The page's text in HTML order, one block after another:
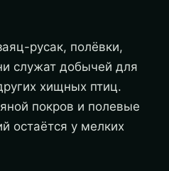
русак, полёвки,
служат добычей для
хищных птиц.
покров и полевые
остаётся у мелких